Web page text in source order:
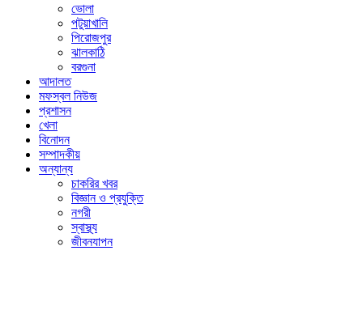
ভোলা
পটুয়াখালি
পিরোজপুর
ঝালকাঠি
বরগুনা
আদালত
মফস্বল নিউজ
প্রশাসন
খেলা
বিনোদন
সম্পাদকীয়
অন্যান্য
চাকরির খবর
বিজ্ঞান ও প্রযুক্তি
নগরী
স্বাস্থ্য
জীবনযাপন